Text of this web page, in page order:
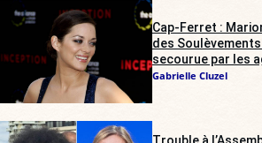
Cap-Ferret :
des
secourue par les
Gabrielle Cluzel
Trouble à